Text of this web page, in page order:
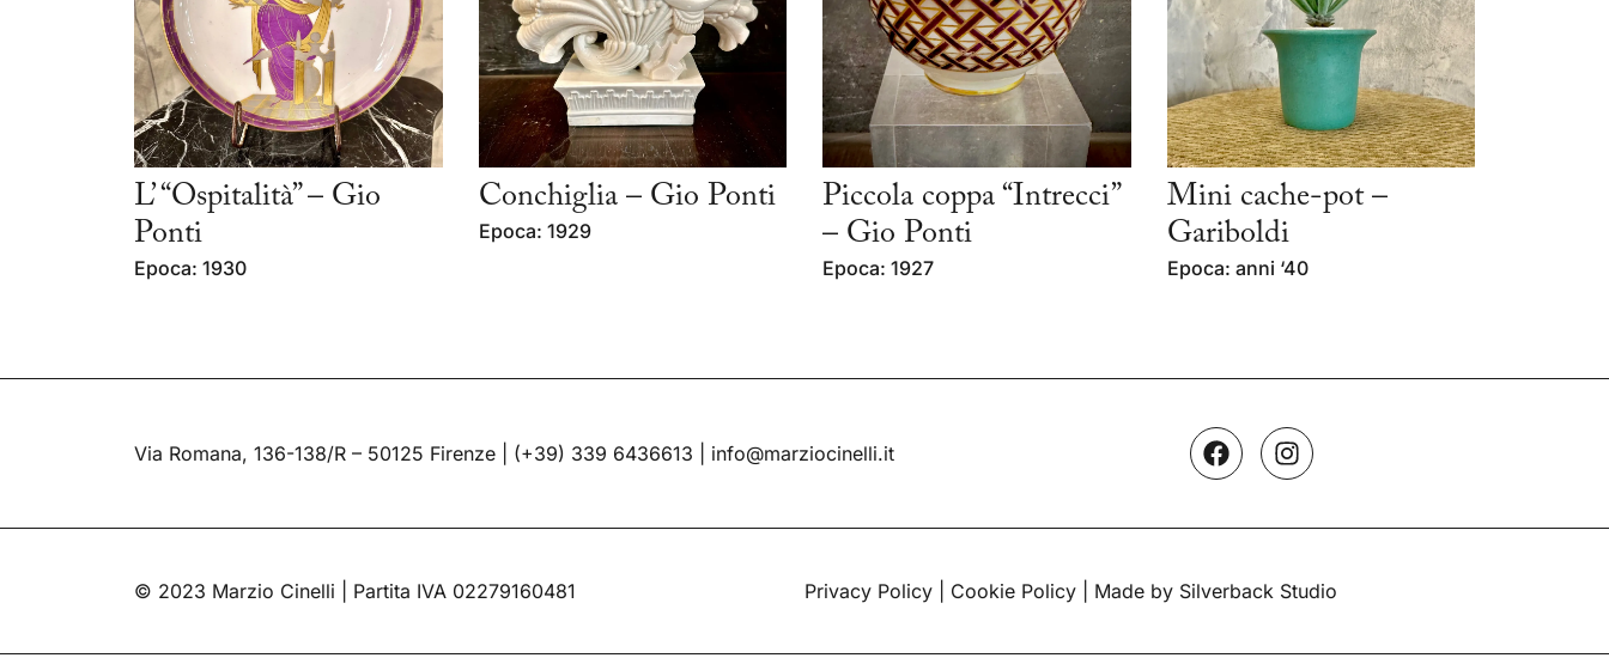
L’ “Ospitalità” – Gio
Ponti
Epoca: 1930
Conchiglia – Gio Ponti
Epoca: 1929
Piccola coppa “Intrecci”
– Gio Ponti
Epoca: 1927
Mini cache-pot –
Gariboldi
Epoca: anni ‘40
Via Romana, 136-138/R – 50125 Firenze | (+39) 339 6436613 info@marziocinelli.it
© 2023 Marzio Cinelli | Partita IVA 02279160481 Privacy Policy Cookie Policy | Made by Silverback Studio